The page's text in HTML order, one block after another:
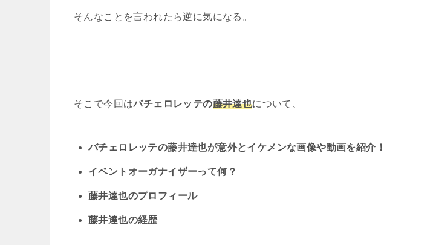
そんなことを言われたら逆に気になる。
そこで今回はバチェロレッテの藤井達也について、
バチェロレッテの藤井達也が意外とイケメンな画像や動画を紹介！
イベントオーガナイザーって何？
藤井達也のプロフィール
藤井達也の経歴